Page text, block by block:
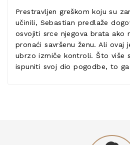
Prestravljen greškom koju su
učinili, Sebastian predlaže
osvojiti srce njegova brata ako
pronaći savršenu ženu. Ali ovaj
ubrzo izmiče kontroli. Što više
ispuniti svoj dio pogodbe, to